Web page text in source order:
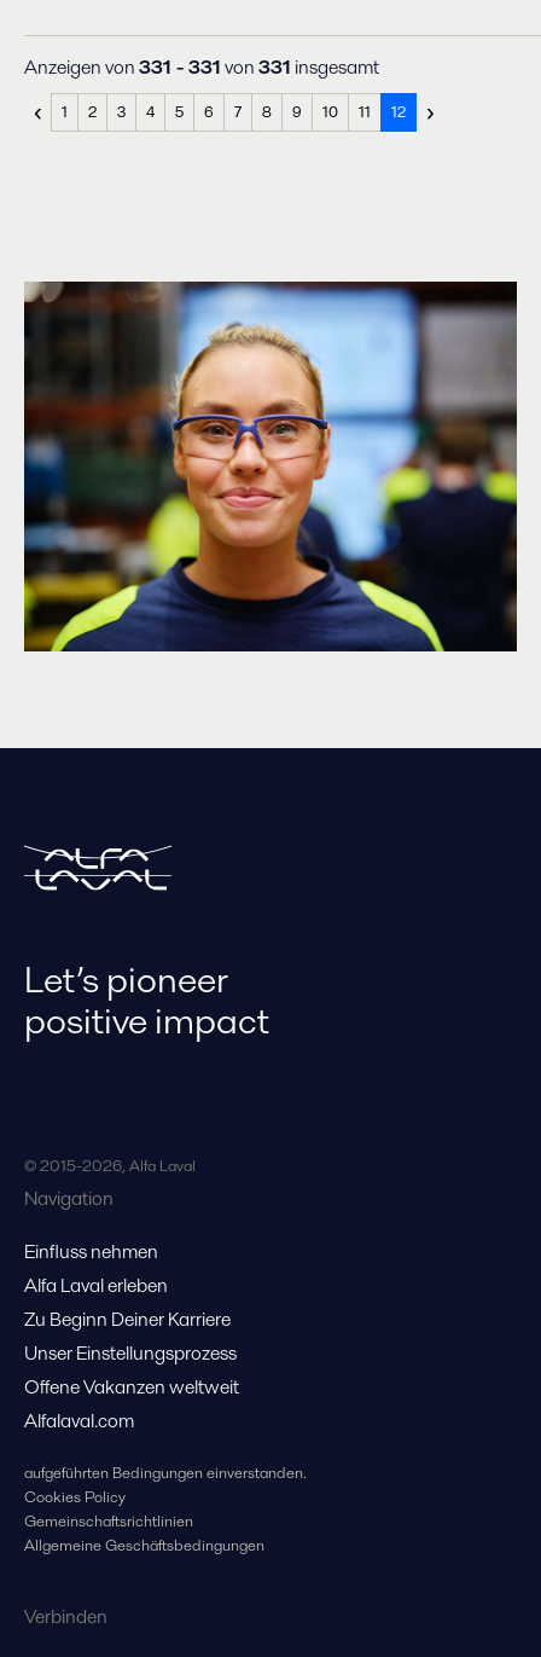
Anzeigen von331 - 331von331 insgesamt
‹ 1 2 3 4 5 6 7 8 9 10 11 12 ›
Let’s pioneer
positive impact
© 2015-2026, Alfa Laval
Navigation
Einfluss nehmen
Alfa Laval erleben
Zu Beginn Deiner Karriere
Unser Einstellungsprozess
Offene Vakanzen weltweit
Alfalaval.com
aufgeführten Bedingungen einverstanden.
Cookies Policy
Gemeinschaftsrichtlinien
Allgemeine Geschäftsbedingungen
Verbinden